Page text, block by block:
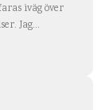
iväg över
Jag...